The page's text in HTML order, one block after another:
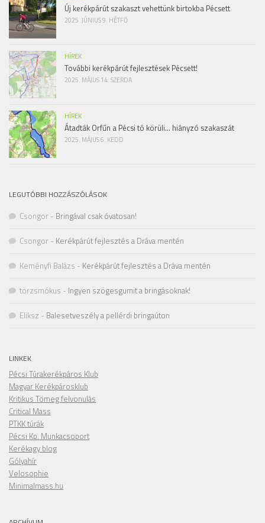
Új kerékpárút szakaszt vehettünk birtokba Pécsett
2025. JÚNIUS 9. HÉTFŐ
HÍREK
További kerékpárút fejlesztések Pécsett!
2025. MÁJUS 14. SZERDA
HÍREK
Átadták Orfűn a Pécsi tó körüli… hiányzó szakaszát
2025. MÁJUS 6. KEDD
LEGUTÓBBI HOZZÁSZÓLÁSOK
Csongor - Bringával csak óvatosan!
Csongor - Kerékpárút fejlesztés a Dráva mentén
Keményfi Balázs - Kerékpárút fejlesztés a Dráva mentén
törzsmókus - Ingyen szögesgumit a bringásoknak!
Eliksz - Balesetveszély a pellérdi bringaúton
LINKEK
Pécsi Túrakerékpáros Klub
Magyar Kerékpárosklub
Kritikus Tömeg felvonulás
Critical Mass
PTKK túrák
Pécsi Kp. Munkacsoport
Kerékagy blog
Gólyahír
Velosophie
Minimalmass.hu